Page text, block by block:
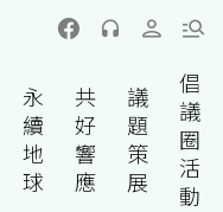
永
續
地
球
共
好
響
應
議
題
策
展
倡
議
圈
活
動